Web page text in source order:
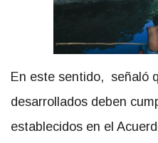
En este sentido, señaló
desarrollados deben
establecidos en el